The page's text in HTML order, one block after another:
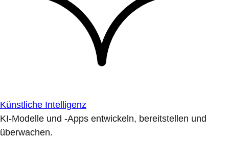
Künstliche Intelligenz
KI-Modelle und -Apps entwickeln, bereitstellen und
überwachen.